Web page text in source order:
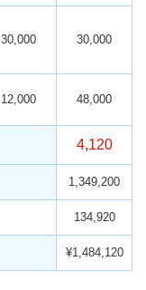
30,000 30,000
12,000 48,000
4,120
1,349,200
134,920
¥1,484,120